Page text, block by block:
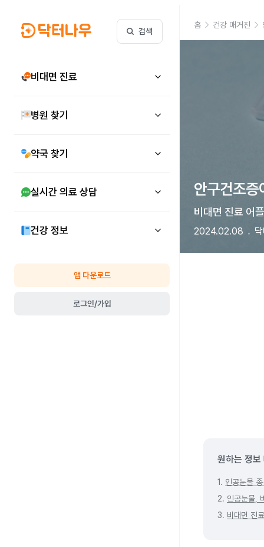
검색
비대면 진료
병원 찾기
약국 찾기
실시간 의료 상담
건강 정보
앱 다운로드
로그인/가입
홈 건강 매거진
안구건조
비대면 진료 어
2024.02.08
원하는 정보
1. 인공눈물
2. 인공눈물,
3. 비대면 진